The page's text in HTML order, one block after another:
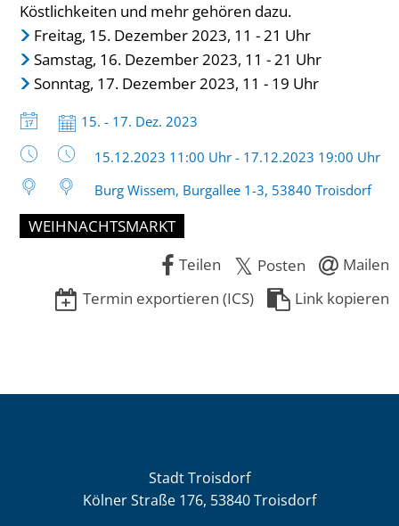
Köstlichkeiten und mehr gehören dazu.
Freitag, 15. Dezember 2023, 11 - 21 Uhr
Samstag, 16. Dezember 2023, 11 - 21 Uhr
Sonntag, 17. Dezember 2023, 11 - 19 Uhr
Datum:
15. - 17. Dez. 2023
Uhrzeit:
15.12.2023 11:00 Uhr - 17.12.2023 19:00 Uhr
Burg Wissem, Burgallee 1-3, 53840 Troisdorf
WEIHNACHTSMARKT
Teilen
Posten
Mailen
Termin exportieren (ICS)
Link kopieren
Stadt Troisdorf
Kölner Straße 176, 53840 Troisdorf